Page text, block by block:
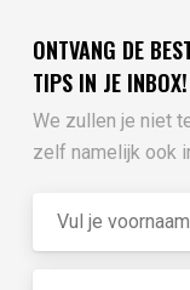
ONTVANG DE
TIPS IN JE INBOX!
We zullen je niet
zelf namelijk ook